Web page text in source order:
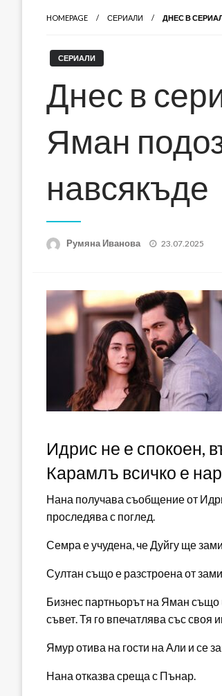
HOMEPAGE СЕРИАЛИ ДНЕС В
СЕРИАЛИ
Днес в
Яман
навсякъде
Румяна Иванова
Posted
23.07.2025
Идрис не е спокоен,
Карамлъ всичко е
Нана получава съобщение от
проследява с поглед.
Семра е учудена, че Дуйгу ще
Султан също е разстроена от
Бизнес партньорът на Яман също
съвет. Тя го впечатлява със своя
Ямур отива на гости на Али и се
Нана отказва среща с Пънар.